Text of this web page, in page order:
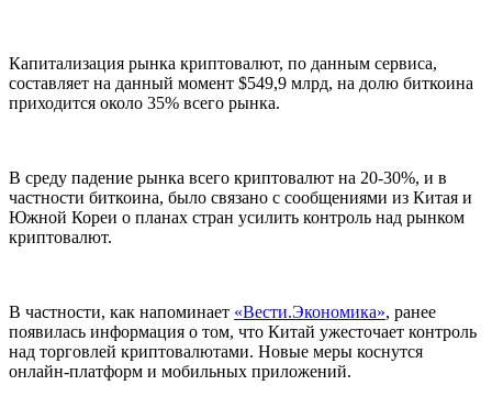
Капитализация рынка криптовалют, по данным сервиса,
составляет на данный момент $549,9 млрд, на долю биткоина
приходится около 35% всего рынка.
В среду падение рынка всего криптовалют на 20-30%, и в
частности биткоина, было связано с сообщениями из Китая и
Южной Кореи о планах стран усилить контроль над рынком
криптовалют.
В частности, как напоминает «Вести.Экономика», ранее
появилась информация о том, что Китай ужесточает контроль
над торговлей криптовалютами. Новые меры коснутся
онлайн-платформ и мобильных приложений.